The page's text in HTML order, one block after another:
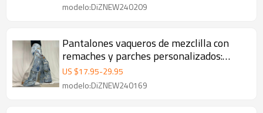
modelo:DiZNEW240209
Pantalones vaqueros de mezclilla con
remaches y parches personalizados:
soluciones de diseño audaces
US $17.95-29.95
modelo:DiZNEW240169